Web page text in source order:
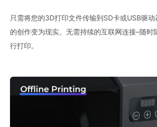
只需将您的3D打印文件传输到SD卡或USB驱
的创作变为现实。无需持续的互联网连接–随时
行打印。